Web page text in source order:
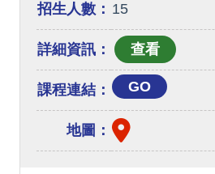
招生人數： 15
詳細資訊：
課程連結： GO
地圖：